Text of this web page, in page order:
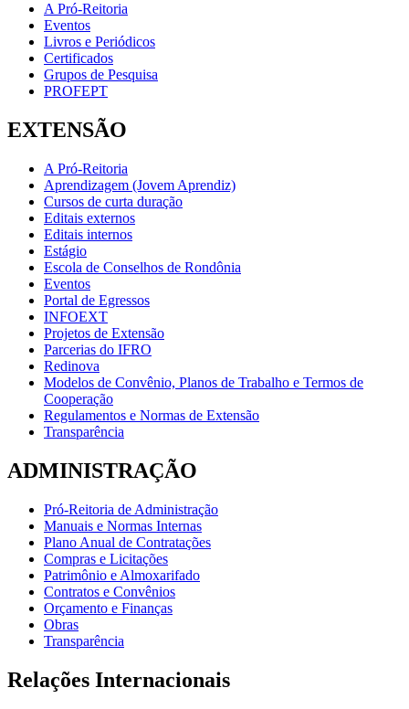
A Pró-Reitoria
Eventos
Livros e Periódicos
Certificados
Grupos de Pesquisa
PROFEPT
EXTENSÃO
A Pró-Reitoria
Aprendizagem (Jovem Aprendiz)
Cursos de curta duração
Editais externos
Editais internos
Estágio
Escola de Conselhos de Rondônia
Eventos
Portal de Egressos
INFOEXT
Projetos de Extensão
Parcerias do IFRO
Redinova
Modelos de Convênio, Planos de Trabalho e Termos de
Cooperação
Regulamentos e Normas de Extensão
Transparência
ADMINISTRAÇÃO
Pró-Reitoria de Administração
Manuais e Normas Internas
Plano Anual de Contratações
Compras e Licitações
Patrimônio e Almoxarifado
Contratos e Convênios
Orçamento e Finanças
Obras
Transparência
Relações Internacionais